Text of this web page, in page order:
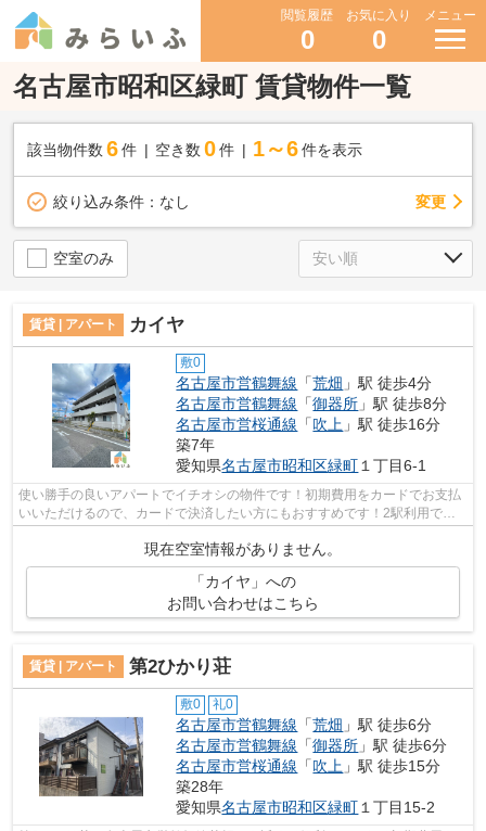
閲覧履歴
0
お気に入り
0
メニュー
名古屋市昭和区緑町 賃貸物件一覧
該当物件数 6件 空き数 0 件 1～6 件を表示
絞り込み条件： なし 変更
空室のみ
賃貸 | アパート カイヤ
敷0
名古屋市営鶴舞線 「荒畑 」駅 徒歩4分
名古屋市営鶴舞線 「御器所 」駅 徒歩8分
名古屋市営桜通線 「吹上 」駅 徒歩16分
築7年
愛知県名古屋市昭和区緑町１丁目6-1
使い勝手の良いアパートでイチオシの物件です！初期費用をカードでお支払
いいただけるので、カードで決済したい方にもおすすめです！2駅利用でき
現在空室情報がありません。
「カイヤ」への
お問い合わせはこちら
賃貸 | アパート 第2ひかり荘
敷0 礼0
名古屋市営鶴舞線 「荒畑 」駅 徒歩6分
名古屋市営鶴舞線 「御器所 」駅 徒歩6分
名古屋市営桜通線 「吹上 」駅 徒歩15分
築28年
愛知県名古屋市昭和区緑町 １丁目15-2